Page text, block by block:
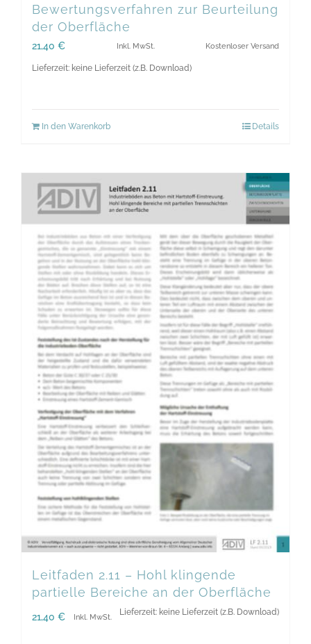
Bewertungsverfahren zur Beurteilung
der Oberfläche
21,40 € Inkl. MwSt. Kostenloser Versand
Lieferzeit: keine Lieferzeit (z.B. Download)
In den Warenkorb Details
Leitfaden 2.11 – Hohl klingende
partielle Bereiche an der Oberfläche
21,40 € Inkl. MwSt. Lieferzeit: keine Lieferzeit (z.B. Download)